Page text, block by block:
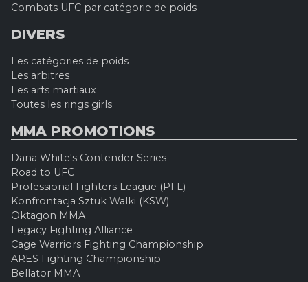
Combats UFC par catégorie de poids
DIVERS
Les catégories de poids
Les arbitres
Les arts martiaux
Toutes les rings girls
MMA PROMOTIONS
Dana White's Contender Series
Road to UFC
Professional Fighters League (PFL)
Konfrontacja Sztuk Walki (KSW)
Oktagon MMA
Legacy Fighting Alliance
Cage Warriors Fighting Championship
ARES Fighting Championship
Bellator MMA